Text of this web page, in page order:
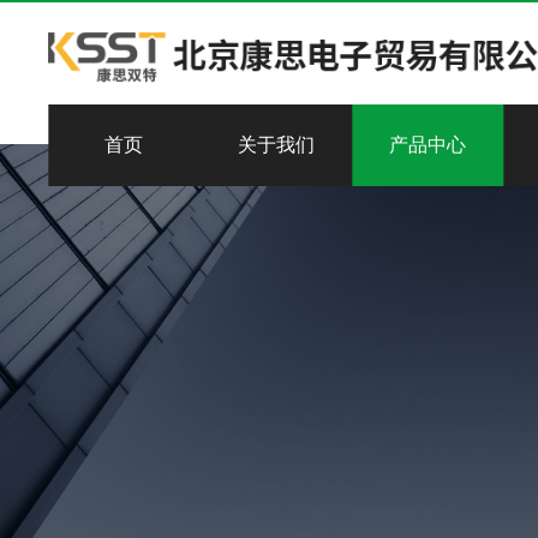
首页 关于我们 产品中心